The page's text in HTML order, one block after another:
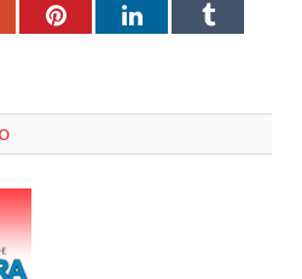
PinterestLinkedInTumblr